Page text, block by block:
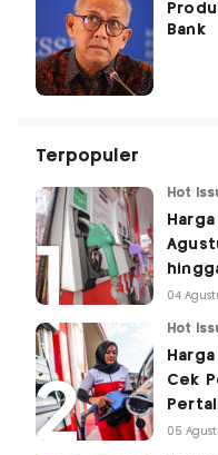
Bank
Terpopuler
Hot
04
Hot
Cek
05